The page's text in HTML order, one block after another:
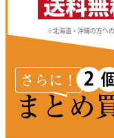
送料無
※北海道・沖縄の方へ
さらに！ 2 個
まとめ